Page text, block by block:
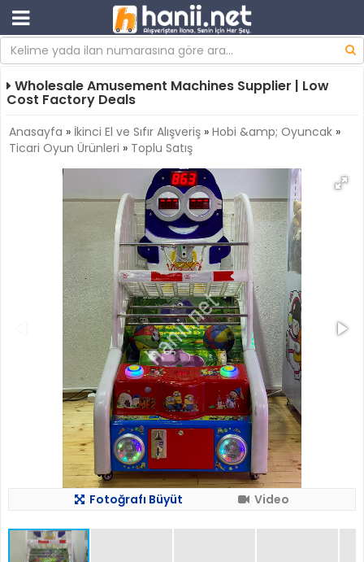
Wholesale Amusement Machines Supplier | Low
Cost Factory Deals
Anasayfa » İkinci El ve Sıfır Alışveriş » Hobi &amp; Oyuncak »
Ticari Oyun Ürünleri » Toplu Satış
Fotoğrafı Büyüt Video